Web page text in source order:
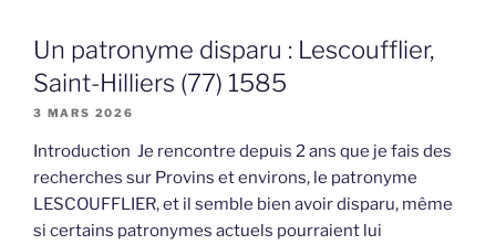
Un patronyme disparu : Lescoufflier,
Saint-Hilliers (77) 1585
3 MARS 2026
Introduction Je rencontre depuis 2 ans que je fais des
recherches sur Provins et environs, le patronyme
LESCOUFFLIER, et il semble bien avoir disparu, même
si certains patronymes actuels pourraient lui